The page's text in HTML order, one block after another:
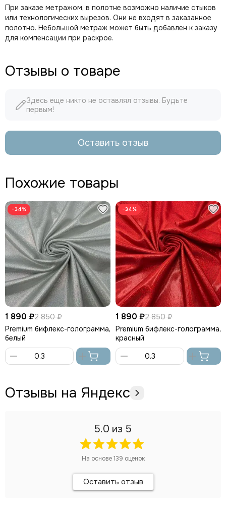
При заказе метражом, в полотне возможно наличие стыков
или технологических вырезов. Они не входят в заказанное
полотно. Небольшой метраж может быть добавлен к заказу
для компенсации при раскрое.
Отзывы о товаре
Здесь еще никто не оставлял отзывы. Будьте
первым!
Оставить отзыв
Похожие товары
−34%
1 890 ₽2 850 ₽
Premium бифлекс-голограмма,
белый
−34%
1 890 ₽2 850 ₽
Premium бифлекс-голограмма,
красный
Отзывы на Яндекс
5.0 из 5
На основе139 оценок
Оставить отзыв